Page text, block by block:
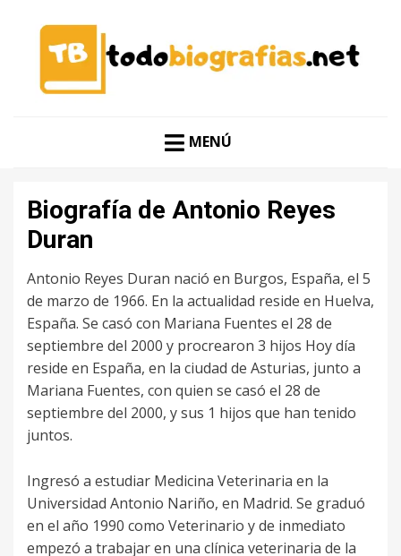
TODO BIOGRAFÍAS
MENÚ
Biografía de Antonio Reyes
Duran
Antonio Reyes Duran nació en Burgos, España, el 5
de marzo de 1966. En la actualidad reside en Huelva,
España. Se casó con Mariana Fuentes el 28 de
septiembre del 2000 y procrearon 3 hijos Hoy día
reside en España, en la ciudad de Asturias, junto a
Mariana Fuentes, con quien se casó el 28 de
septiembre del 2000, y sus 1 hijos que han tenido
juntos.
Ingresó a estudiar Medicina Veterinaria en la
Universidad Antonio Nariño, en Madrid. Se graduó
en el año 1990 como Veterinario y de inmediato
empezó a trabajar en una clínica veterinaria de la